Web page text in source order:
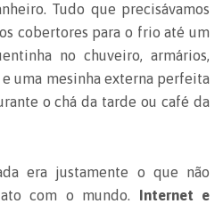
Tudo que precisávamos
cobertores para o frio até um
no chuveiro, armários,
uma mesinha externa perfeita
o chá da tarde ou café da
era justamente o que não
com o mundo. Internet e